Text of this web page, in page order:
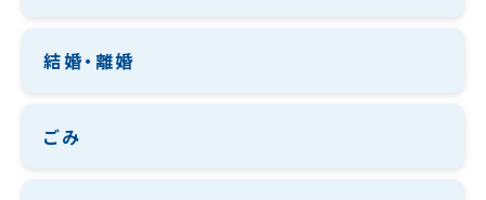
結婚・離婚
ごみ